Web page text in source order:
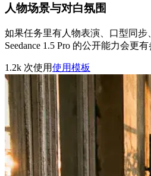
人物场景与对白氛围
如果任务里有人物表演、口型同步
Seedance 1.5 Pro 的公开能力会更有
1.2k 次使用使用模板